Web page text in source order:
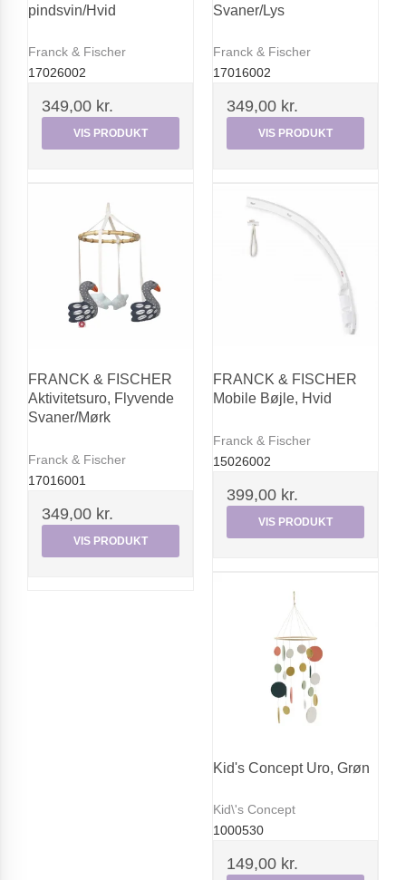
pindsvin/Hvid
Franck & Fischer
17026002
349,00 kr.
VIS PRODUKT
Svaner/Lys
Franck & Fischer
17016002
349,00 kr.
VIS PRODUKT
FRANCK & FISCHER
Aktivitetsuro, Flyvende
Svaner/Mørk
Franck & Fischer
17016001
349,00 kr.
VIS PRODUKT
FRANCK & FISCHER
Mobile Bøjle, Hvid
Franck & Fischer
15026002
399,00 kr.
VIS PRODUKT
Kid's Concept Uro, Grøn
Kid\'s Concept
1000530
149,00 kr.